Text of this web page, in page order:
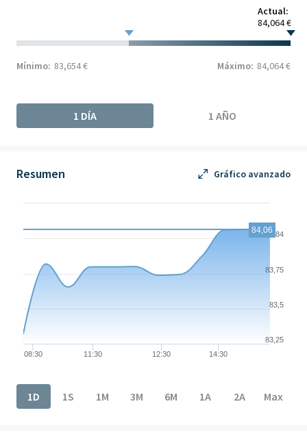
Actual:
84,064 €
Mínimo: 83,654 € Máximo: 84,064 €
1 DÍA 1 AÑO
Resumen Gráfico avanzado
Chart
Chart with 12 data points.
The chart has 1 X axis displaying Time. Data ranges from
The chart has 1 Y axis displaying values. Data ranges from
08:30 11:30 12:30 14:30
83,25
83,5
83,75
84
84,06
1D
1S 1M 3M 6M 1A 2A Max